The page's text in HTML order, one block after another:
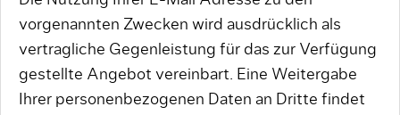
vorgenannten Zwecken wird ausdrücklich als
vertragliche Gegenleistung für das zur Verfügung
gestellte Angebot vereinbart. Eine Weitergabe
Ihrer personenbezogenen Daten an Dritte findet